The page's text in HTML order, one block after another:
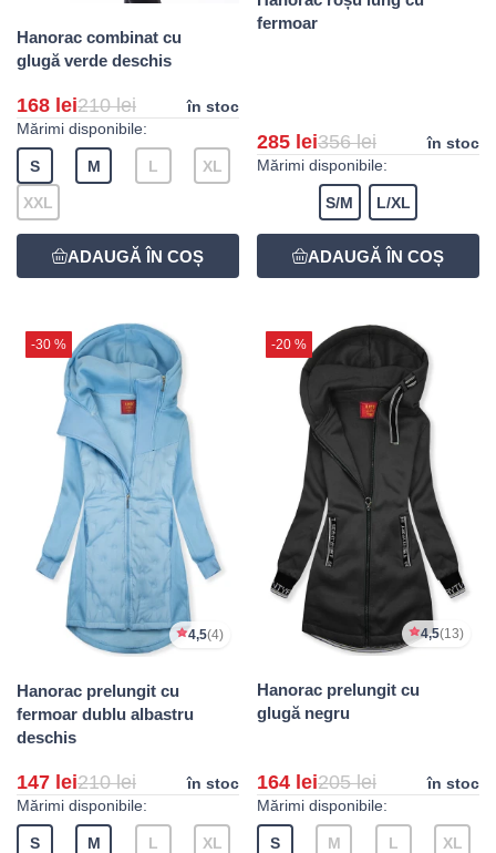
Hanorac combinat cu
glugă verde deschis
168 lei210 lei
în stoc
Mărimi disponibile:
S M L XL
XXL
fermoar
285 lei356 lei
în stoc
Mărimi disponibile:
S/M L/XL
-30 %
4,5(4)
Hanorac prelungit cu
fermoar dublu albastru
deschis
147 lei210 lei
în stoc
Mărimi disponibile:
S M L XL
-20 %
4,5(13)
Hanorac prelungit cu
glugă negru
164 lei205 lei
în stoc
Mărimi disponibile:
S M L XL